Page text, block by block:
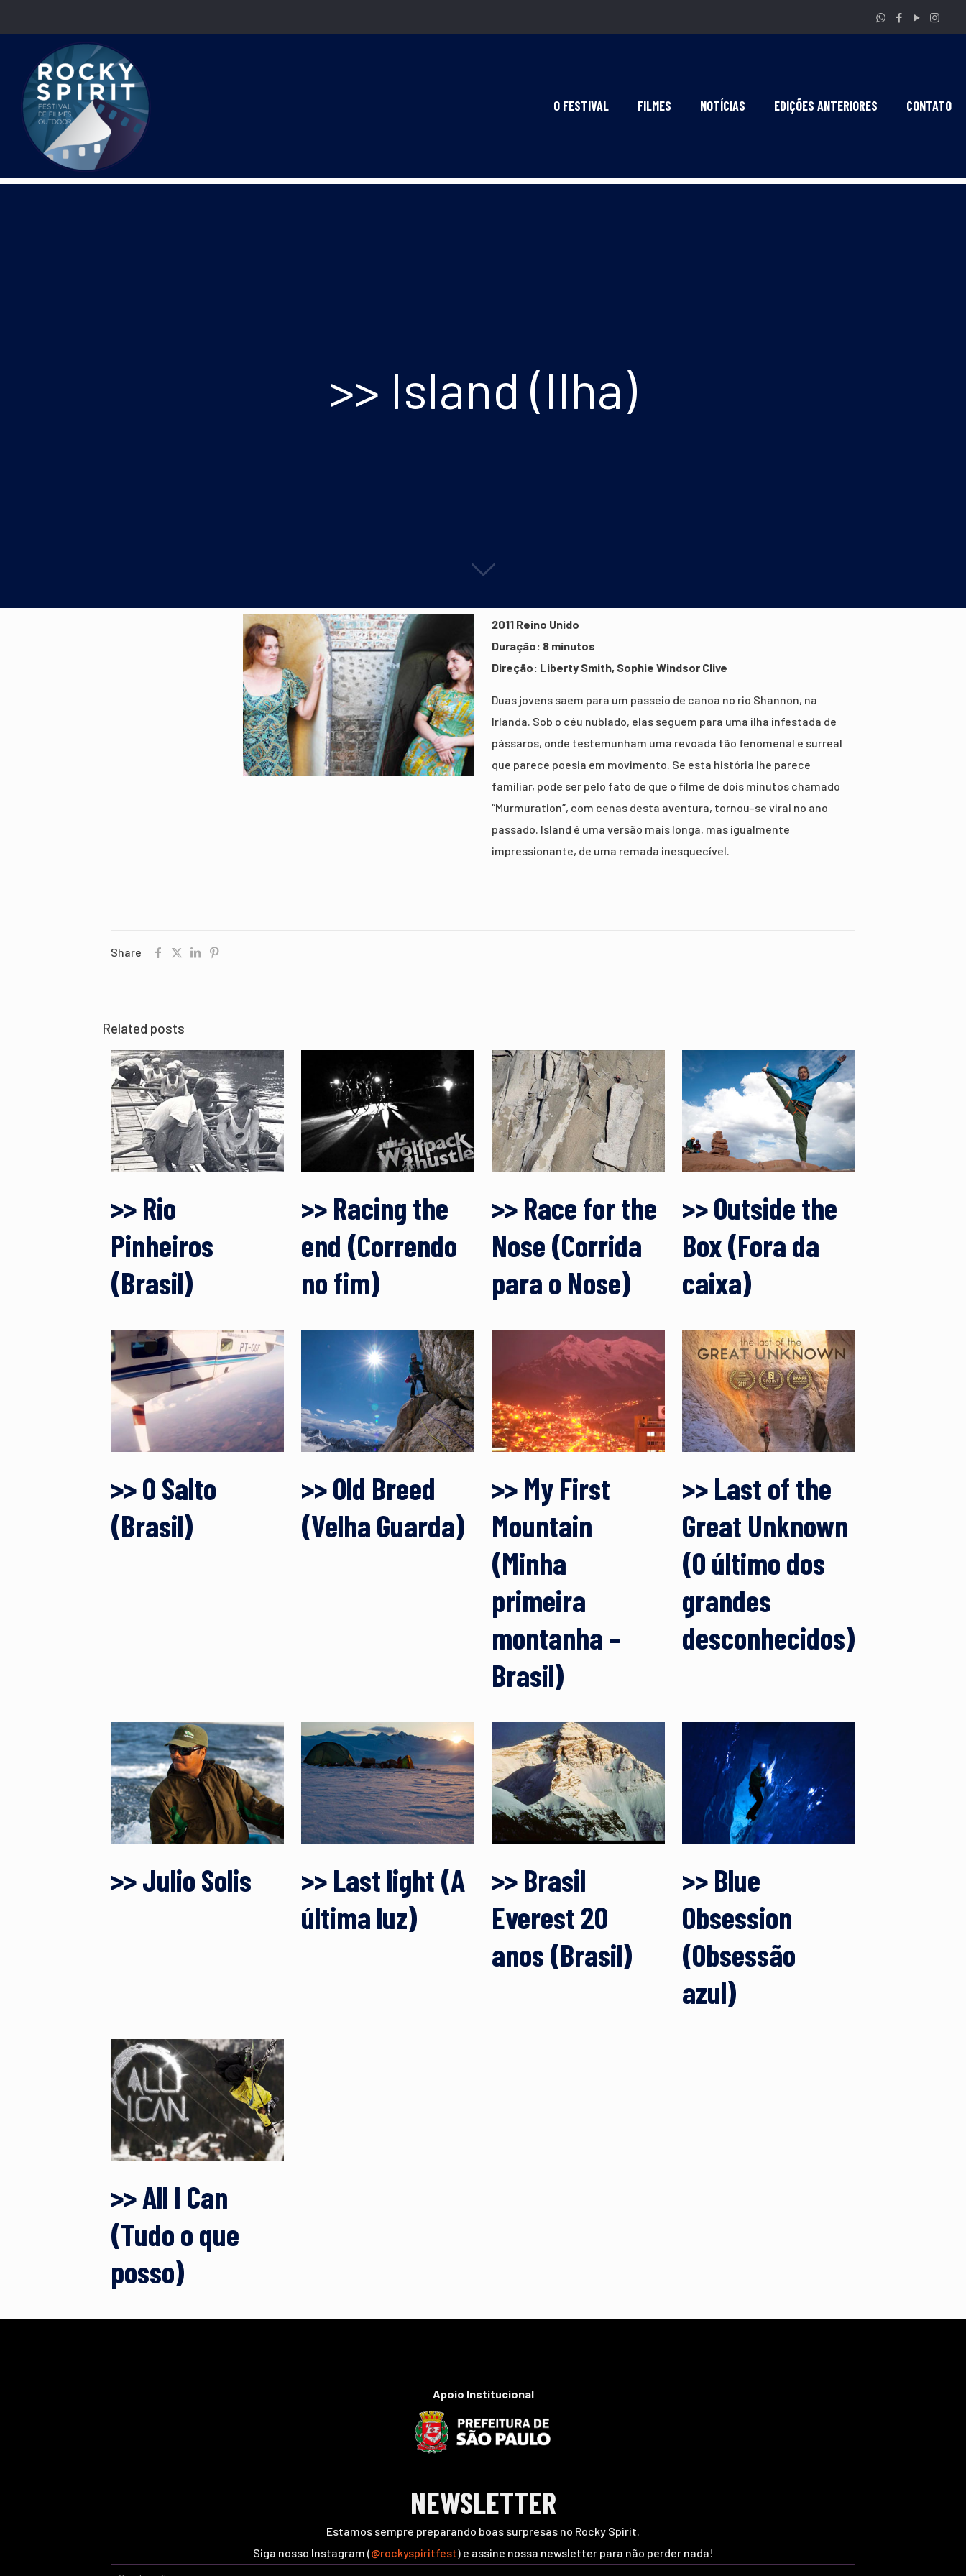
O FESTIVAL FILMES NOTÍCIAS EDIÇÕES ANTERIORES CONTATO
>> Island (Ilha)
2011 Reino Unido
Duração: 8 minutos
Direção: Liberty Smith, Sophie Windsor Clive
Duas jovens saem para um passeio de canoa no rio Shannon, na
Irlanda. Sob o céu nublado, elas seguem para uma ilha infestada de
pássaros, onde testemunham uma revoada tão fenomenal e surreal
que parece poesia em movimento. Se esta história lhe parece
familiar, pode ser pelo fato de que o filme de dois minutos chamado
“Murmuration”, com cenas desta aventura, tornou-se viral no ano
passado. Island é uma versão mais longa, mas igualmente
impressionante, de uma remada inesquecível.
Share
Related posts
>> Rio
Pinheiros
(Brasil)
>> Racing the
end (Correndo
no fim)
>> Race for the
Nose (Corrida
para o Nose)
>> Outside the
Box (Fora da
caixa)
>> O Salto
(Brasil)
>> Old Breed
(Velha Guarda)
>> My First
Mountain
(Minha
primeira
montanha –
Brasil)
>> Last of the
Great Unknown
(O último dos
grandes
desconhecidos)
>> Julio Solis
>> Last light (A
última luz)
>> Brasil
Everest 20
anos (Brasil)
>> Blue
Obsession
(Obsessão
azul)
>> All I Can
(Tudo o que
posso)
Apoio Institucional
NEWSLETTER
Estamos sempre preparando boas surpresas no Rocky Spirit.
Siga nosso Instagram (@rockyspiritfest) e assine nossa newsletter para não perder nada!